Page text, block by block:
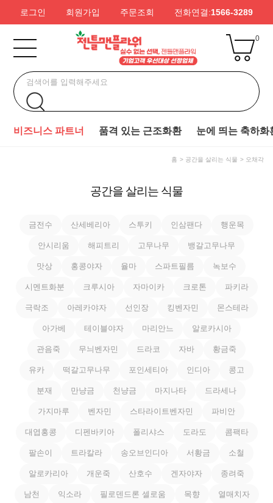
로그인 회원가입 주문조회 전화연결:1566-3289
0
비즈니스 파트너 품격 있는 근조화환 눈에 띄는 축하화
홈 공간을 살리는 식물 오채각
공간을 살리는 식물
금전수 산세베리아 스투키 인삼팬다 행운목
안시리움 해피트리 고무나무 뱅갈고무나무
맛상 홍콩야자 율마 스파트필름 녹보수
시멘트화분 크루시아 자마이카 크로톤 파키라
극락조 아레카야자 선인장 킹벤자민 몬스테라
아가베 테이블야자 마리안느 알로카시아
관음죽 무늬벤자민 드라코 자바 황금죽
유카 떡갈고무나무 포인세티아 인디아 콩고
분재 만냥금 천냥금 마지나타 드라세나
가지마루 벤자민 스타라이트벤자민 파비안
대엽홍콩 디펜바키아 폴리샤스 도라도 콤팩타
팔손이 트라칼라 송오브인디아 서황금 소철
알로카리아 개운죽 산호수 겐자야자 종려죽
남천 익소라 필로덴드론 셀로움 목향 열매치자